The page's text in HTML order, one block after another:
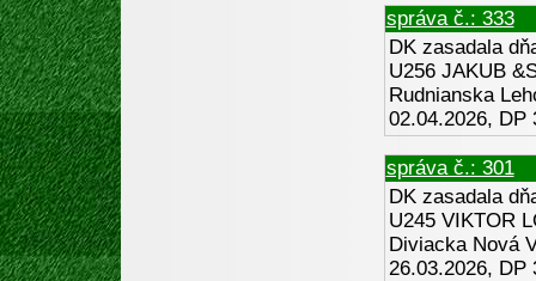
správa č.: 333
DK zasadala
U256 JAKUB
Rudnianska
02.04.2026, DP
správa č.: 301
DK zasadala
U245 VIKTOR
Diviacka Nová
26.03.2026, DP